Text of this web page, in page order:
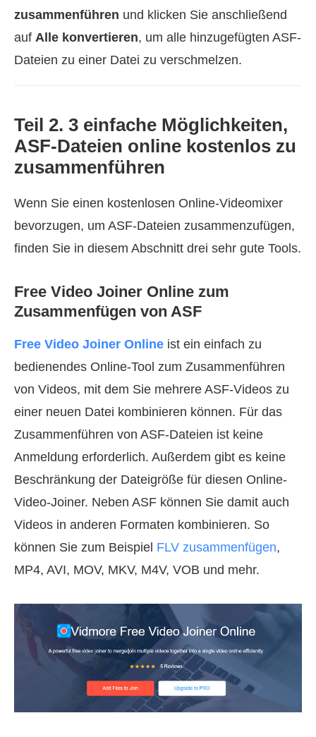
zusammenführen und klicken Sie anschließend
auf Alle konvertieren, um alle hinzugefügten ASF-
Dateien zu einer Datei zu verschmelzen.
Teil 2. 3 einfache Möglichkeiten,
ASF-Dateien online kostenlos zu
zusammenführen
Wenn Sie einen kostenlosen Online-Videomixer
bevorzugen, um ASF-Dateien zusammenzufügen,
finden Sie in diesem Abschnitt drei sehr gute Tools.
Free Video Joiner Online zum
Zusammenfügen von ASF
Free Video Joiner Online ist ein einfach zu
bedienendes Online-Tool zum Zusammenführen
von Videos, mit dem Sie mehrere ASF-Videos zu
einer neuen Datei kombinieren können. Für das
Zusammenführen von ASF-Dateien ist keine
Anmeldung erforderlich. Außerdem gibt es keine
Beschränkung der Dateigröße für diesen Online-
Video-Joiner. Neben ASF können Sie damit auch
Videos in anderen Formaten kombinieren. So
können Sie zum Beispiel FLV zusammenfügen,
MP4, AVI, MOV, MKV, M4V, VOB und mehr.